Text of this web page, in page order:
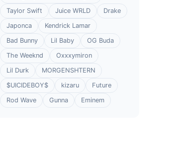
Taylor Swift
Juice WRLD
Drake
Japonca
Kendrick Lamar
Bad Bunny
Lil Baby
OG Buda
The Weeknd
Oxxxymiron
Lil Durk
MORGENSHTERN
$UICIDEBOY$
kizaru
Future
Rod Wave
Gunna Eminem